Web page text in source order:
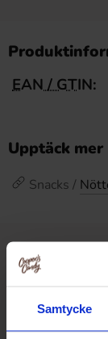
Samtycke
EAN / GTIN:
Upptäck mer
Snacks /